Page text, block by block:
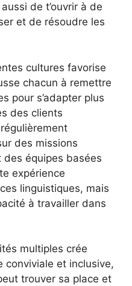
de t’ouvrir à de
et de résoudre les
cultures favorise
chacun à remettre
pour s’adapter plus
des clients
des missions
équipes basées
expérience
linguistiques, mais
à travailler dans
multiples crée
conviviale et inclusive,
trouver sa place et